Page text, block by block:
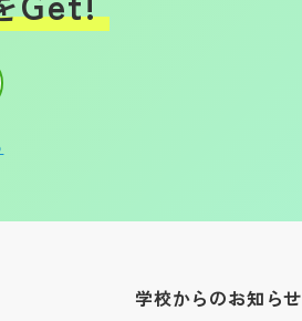
学校からのお知らせ